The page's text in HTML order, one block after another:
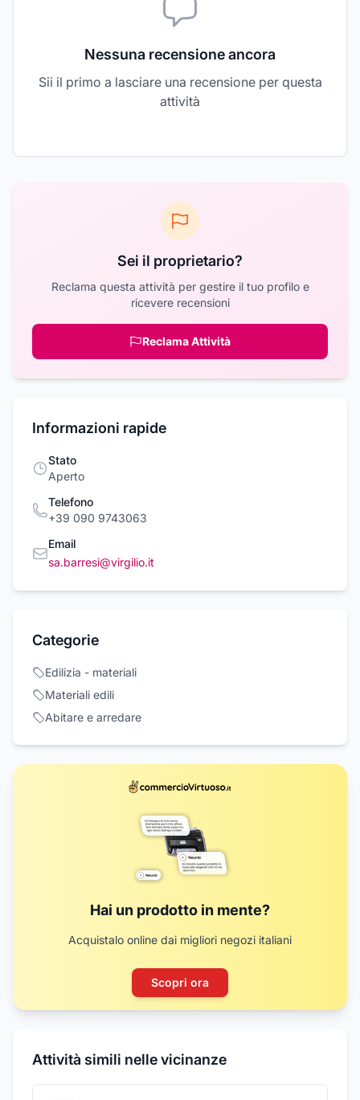
Nessuna recensione ancora
Sii il primo a lasciare una recensione per questa
attività
Sei il proprietario?
Reclama questa attività per gestire il tuo profilo e
ricevere recensioni
Reclama Attività
Informazioni rapide
Stato
Aperto
Telefono
+39 090 9743063
Email
sa.barresi@virgilio.it
Categorie
Edilizia - materiali
Materiali edili
Abitare e arredare
Hai un prodotto in mente?
Acquistalo online dai migliori negozi italiani
Scopri ora
Attività simili nelle vicinanze